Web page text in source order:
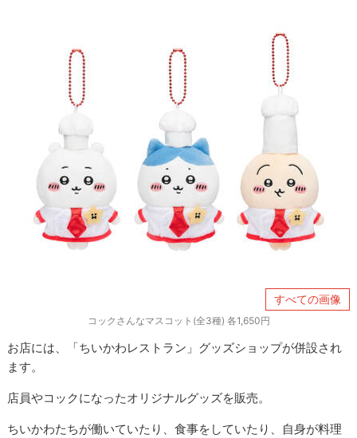
すべての画像
コックさんなマスコット(全3種) 各1,650円
お店には、「ちいかわレストラン」グッズショップが併設され
ます。
店員やコックになったオリジナルグッズを販売。
ちいかわたちが働いていたり、食事をしていたり、自身が料理